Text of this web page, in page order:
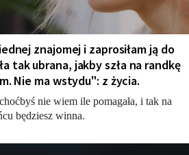
znajomej i zaprosiłam ją do
tak ubrana, jakby szła na randkę
Nie ma wstydu": z życia.
nie wiem ile pomagała, i tak na
będziesz winna.